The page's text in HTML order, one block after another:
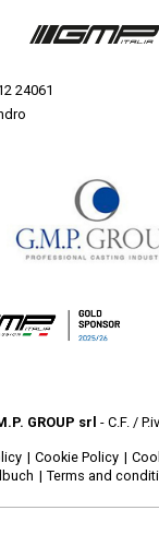
24061
GROUP srl - C.F. /
Cookie Policy
Terms and